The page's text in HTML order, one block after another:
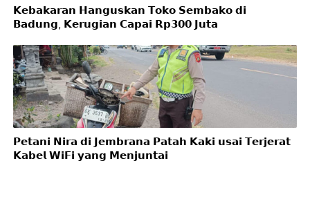
𝗞𝗲𝗯𝗮𝗸𝗮𝗿𝗮𝗻 𝗛𝗮𝗻𝗴𝘂𝘀𝗸𝗮𝗻 𝗧𝗼𝗸𝗼 𝗦𝗲𝗺𝗯𝗮𝗸𝗼 𝗱𝗶
𝗕𝗮𝗱𝘂𝗻𝗴, 𝗞𝗲𝗿𝘂𝗴𝗶𝗮𝗻 𝗖𝗮𝗽𝗮𝗶 𝗥𝗽𝟯𝟬𝟬 𝗝𝘂𝘁𝗮
𝗣𝗲𝘁𝗮𝗻𝗶 𝗡𝗶𝗿𝗮 𝗱𝗶 𝗝𝗲𝗺𝗯𝗿𝗮𝗻𝗮 𝗣𝗮𝘁𝗮𝗵 𝗞𝗮𝗸𝗶 𝘂𝘀𝗮𝗶 𝗧𝗲𝗿𝗷𝗲𝗿𝗮𝘁
𝗞𝗮𝗯𝗲𝗹 𝗪𝗶𝗙𝗶 𝘆𝗮𝗻𝗴 𝗠𝗲𝗻𝗷𝘂𝗻𝘁𝗮𝗶